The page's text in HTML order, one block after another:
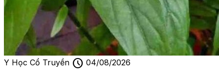
Y Học Cổ Truyền schedule 04/08/2026